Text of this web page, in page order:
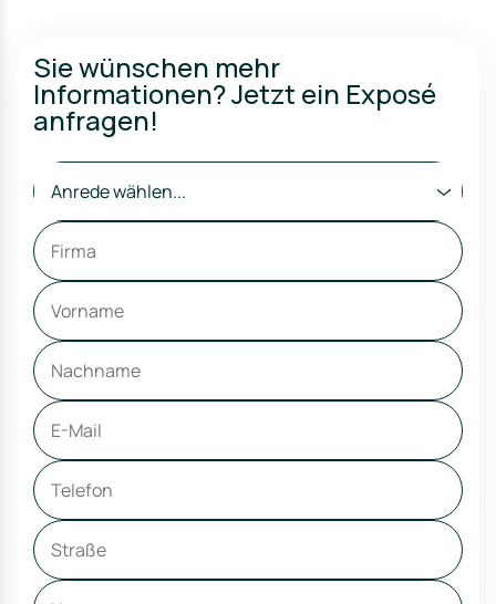
Sie wünschen mehr
Informationen? Jetzt ein Exposé
anfragen!
Anrede wählen...